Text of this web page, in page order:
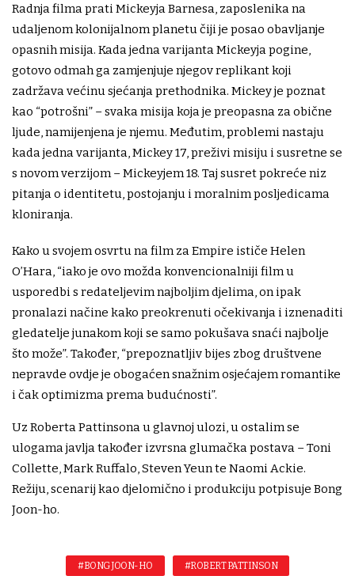
Radnja filma prati Mickeyja Barnesa, zaposlenika na
udaljenom kolonijalnom planetu čiji je posao obavljanje
opasnih misija. Kada jedna varijanta Mickeyja pogine,
gotovo odmah ga zamjenjuje njegov replikant koji
zadržava većinu sjećanja prethodnika. Mickey je poznat
kao “potrošni” – svaka misija koja je preopasna za obične
ljude, namijenjena je njemu. Međutim, problemi nastaju
kada jedna varijanta, Mickey 17, preživi misiju i susretne se
s novom verzijom – Mickeyjem 18. Taj susret pokreće niz
pitanja o identitetu, postojanju i moralnim posljedicama
kloniranja.
Kako u svojem osvrtu na film za Empire ističe Helen
O’Hara, “iako je ovo možda konvencionalniji film u
usporedbi s redateljevim najboljim djelima, on ipak
pronalazi načine kako preokrenuti očekivanja i iznenaditi
gledatelje junakom koji se samo pokušava snaći najbolje
što može”. Također, “prepoznatljiv bijes zbog društvene
nepravde ovdje je obogaćen snažnim osjećajem romantike
i čak optimizma prema budućnosti”.
Uz Roberta Pattinsona u glavnoj ulozi, u ostalim se
ulogama javlja također izvrsna glumačka postava – Toni
Collette, Mark Ruffalo, Steven Yeun te Naomi Ackie.
Režiju, scenarij kao djelomično i produkciju potpisuje Bong
Joon-ho.
#BONG JOON-HO #ROBERT PATTINSON